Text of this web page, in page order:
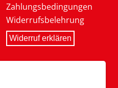
Zahlungsbedingungen
Widerrufsbelehrung
Widerruf erklären